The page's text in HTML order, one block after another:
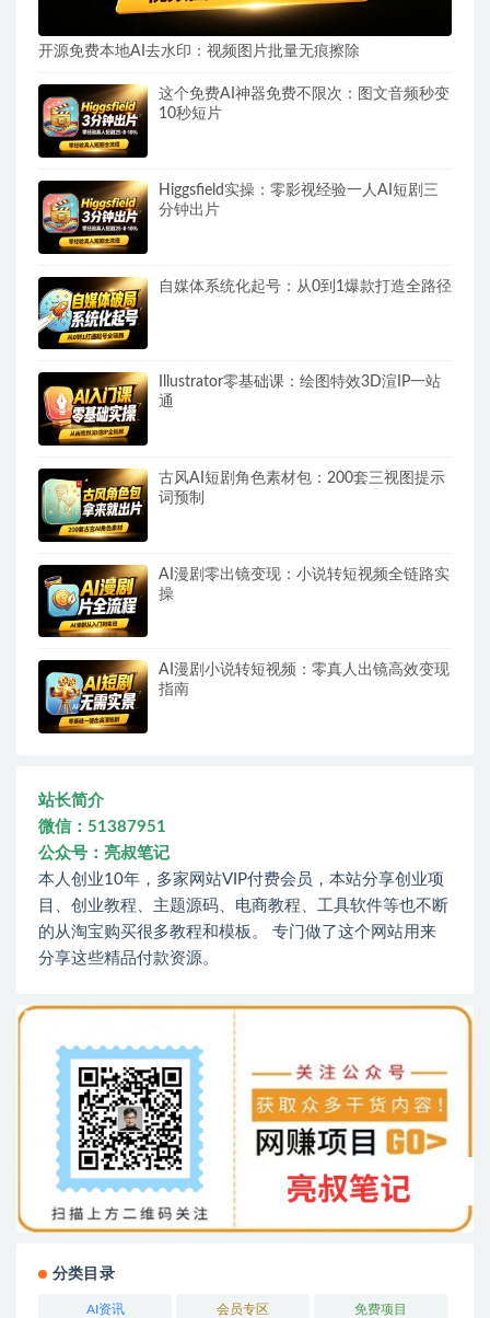
开源免费本地AI去水印：视频图片批量无痕擦除
这个免费AI神器免费不限次：图文音频秒变
10秒短片
Higgsfield实操：零影视经验一人AI短剧三
分钟出片
自媒体系统化起号：从0到1爆款打造全路径
Illustrator零基础课：绘图特效3D渲IP一站
通
古风AI短剧角色素材包：200套三视图提示
词预制
AI漫剧零出镜变现：小说转短视频全链路实
操
AI漫剧小说转短视频：零真人出镜高效变现
指南
站长简介
微信：51387951
公众号：亮叔笔记
本人创业10年，多家网站VIP付费会员，本站分享创业项
目、创业教程、主题源码、电商教程、工具软件等也不断
的从淘宝购买很多教程和模板。 专门做了这个网站用来
分享这些精品付款资源。
分类目录
AI资讯 会员专区 免费项目